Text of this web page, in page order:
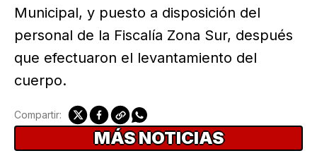
Municipal, y puesto a disposición del
personal de la Fiscalía Zona Sur, después
que efectuaron el levantamiento del
cuerpo.
Compartir:
MÁS NOTICIAS